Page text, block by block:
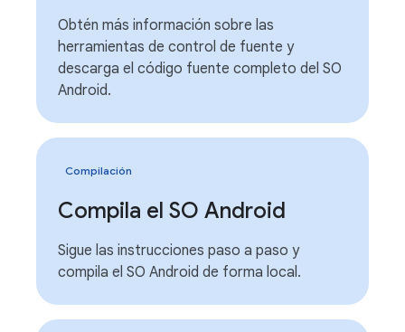
Obtén más información sobre las
herramientas de control de fuente y
descarga el código fuente completo del SO
Android.
Compilación
Compila el SO Android
Sigue las instrucciones paso a paso y
compila el SO Android de forma local.